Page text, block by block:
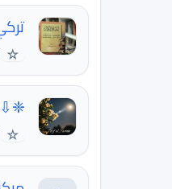
☆
☆